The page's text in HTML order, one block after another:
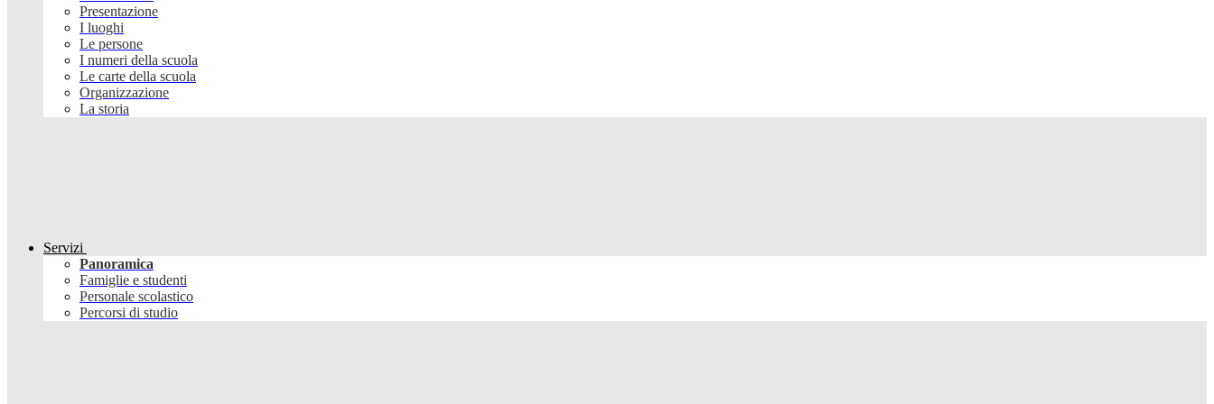
Presentazione
I luoghi
Le persone
I numeri della scuola
Le carte della scuola
Organizzazione
La storia
Servizi
Panoramica
Famiglie e studenti
Personale scolastico
Percorsi di studio